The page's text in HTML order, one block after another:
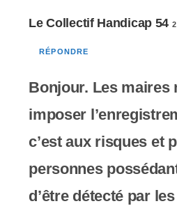
Le Collectif Handicap 54
RÉPONDRE
Bonjour. Les maires
imposer
c’est aux risques et
personnes
d’être détecté par